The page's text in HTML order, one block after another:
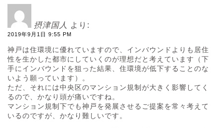
摂津国人 より:
2019年9月1日 9:55 PM
神戸は住環境に優れていますので、インバウンドよりも居住
性を生かした都市にしていくのが理想だと考えています（下
手にインバウンドを狙った結果、住環境が低下することのな
いよう願っています）。
ただ、それには中央区のマンション規制が大きく影響してく
るので、かなり頭が痛いですね。
マンション規制下でも神戸を発展させるご提案を常々考えて
いるのですが、かなり難しいです。